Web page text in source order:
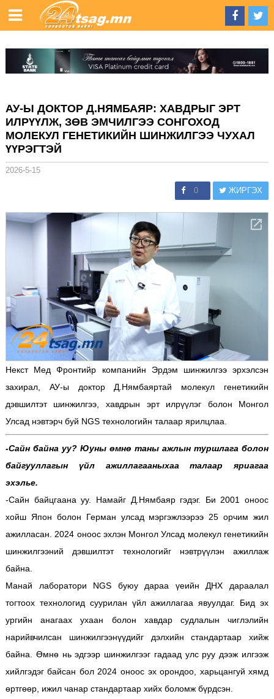
АУ-Ы ДОКТОР Д.НЯМБАЯР: ХАВДРЫГ ЭРТ
ИЛРҮҮЛЖ, ЗӨВ ЭМЧИЛГЭЭ СОНГОХОД
МОЛЕКУЛ ГЕНЕТИКИЙН ШИНЖИЛГЭЭ ЧУХАЛ
ҮҮРЭГТЭЙ
2026-5-15
0 ЖИРГЭХ
Некст Мед Фронтийр компанийн Эрдэм шинжилгээ эрхэлсэн
захирал, АУ-ы доктор Д.Нямбаяртай молекул генетикийн
дэвшилтэт шинжилгээ, хавдрын эрт илрүүлэг болон Монгол
Улсад нэвтэрч буй NGS технологийн талаар ярилцлаа.
-Сайн байна уу? Юуны өмнө таны ажлын туршлага болон
байгууллагын үйл ажиллагааныхаа талаар яриагаа
эхэлье.
-Сайн байцгаана уу. Намайг Д.Нямбаяр гэдэг. Би 2001 оноос
хойш Япон болон Герман улсад мэргэжлээрээ 25 орчим жил
ажилласан. 2024 оноос эхлэн Монгол Улсад молекул генетикийн
шинжилгээний дэвшилтэт технологийг нэвтрүүлэн ажиллаж
байна.
Манай лаборатори NGS буюу дараа үеийн ДНХ дараалал
тогтоох технологид суурилан үйл ажиллагаа явуулдаг. Бид эх
ургийн анагаах ухаан болон хавдар судлалын чиглэлийн
нарийвчилсан шинжилгээнүүдийг дэлхийн стандартаар хийж
байна. Өмнө нь эдгээр шинжилгээг гадаад улс руу дээж илгээж
хийлгэдэг байсан бол 2024 оноос эх орондоо, харьцангуй хямд
өртгөөр, ижил чанар стандартаар хийх боломж бүрдсэн.